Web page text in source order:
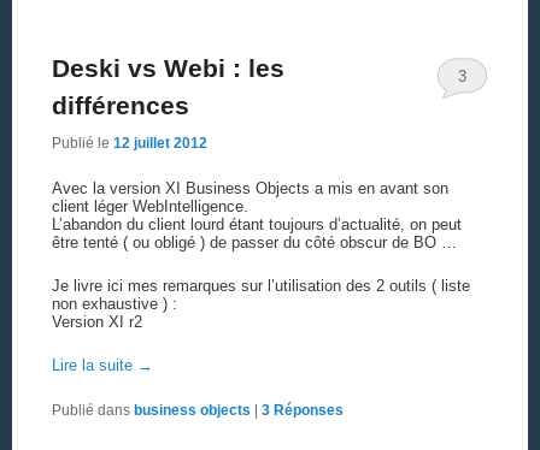
Deski vs Webi : les
différences
Publié le 12 juillet 2012
3
Avec la version XI Business Objects a mis en avant son
client léger WebIntelligence.
L’abandon du client lourd étant toujours d’actualité, on peut
être tenté ( ou obligé ) de passer du côté obscur de BO …
Je livre ici mes remarques sur l’utilisation des 2 outils ( liste
non exhaustive ) :
Version XI r2
Lire la suite →
Publié dans business objects 3Réponses